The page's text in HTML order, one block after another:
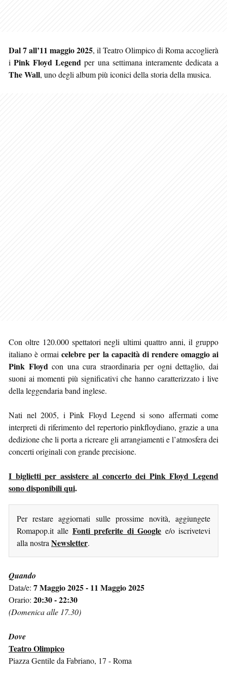
Dal 7 all’11 maggio 2025, il Teatro Olimpico di Roma accoglierà
iPink Floyd Legend per una settimana interamente dedicata a
The Wall, uno degli album più iconici della storia della musica.
Con oltre 120.000 spettatori negli ultimi quattro anni, il gruppo
italiano è ormaicelebre per la capacità di rendere omaggio ai
Pink Floyd con una cura straordinaria per ogni dettaglio, dai
suoni ai momenti più significativi che hanno caratterizzato i live
della leggendaria band inglese.
Nati nel 2005, i Pink Floyd Legend si sono affermati come
interpreti di riferimento del repertorio pinkfloydiano, grazie a una
dedizione che li porta a ricreare gli arrangiamenti e l’atmosfera dei
concerti originali con grande precisione.
I biglietti per assistere al concerto dei Pink Floyd Legend
sono disponibili qui.
Per restare aggiornati sulle prossime novità, aggiungete
Romapop.it alle Fonti preferite di Google e/o iscrivetevi
alla nostra Newsletter.
Quando
Data/e: 7 Maggio 2025 - 11 Maggio 2025
Orario: 20:30 - 22:30
(Domenica alle 17.30)
Dove
Teatro Olimpico
Piazza Gentile da Fabriano, 17 - Roma